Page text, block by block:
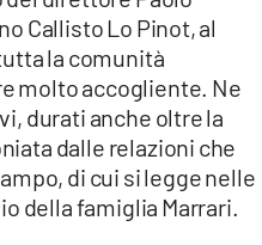
Callisto Lo Pinot, al
la comunità
molto accogliente. Ne
durati anche oltre la
dalle relazioni che
di cui si legge nelle
della famiglia Marrari.